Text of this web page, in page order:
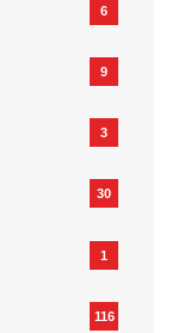
6
9
3
30
1
116